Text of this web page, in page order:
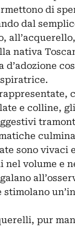
di
dal
nativa
d’adozione
e colline,
sono vivaci
nel volume e
pur